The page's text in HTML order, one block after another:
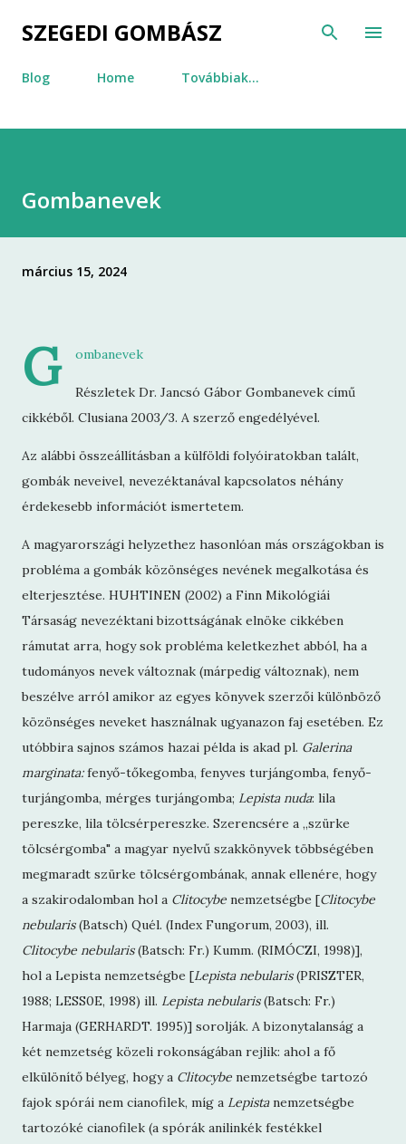
Ugrás a fő tartalomra
SZEGEDI GOMBÁSZ
Blog Home Továbbiak…
Gombanevek
március 15, 2024
G ombanevek
Részletek Dr. Jancsó Gábor Gombanevek című
cikkéből. Clusiana 2003/3. A szerző engedélyével.
Az alábbi összeállításban a külföldi folyóiratokban talált,
gombák neveivel, nevezéktanával kapcsolatos néhány
érdekesebb információt ismertetem.
A magyarországi helyzethez hasonlóan más országokban is
probléma a gombák közönséges nevének megalkotása és
elterjesztése. HUHTINEN (2002) a Finn Mikológiái
Társaság nevezéktani bizottságának elnöke cikkében
rámutat arra, hogy sok probléma keletkezhet abból, ha a
tudományos nevek változnak (márpedig változnak), nem
beszélve arról amikor az egyes könyvek szerzői különböző
közönséges neveket használnak ugyanazon faj esetében. Ez
utóbbira sajnos számos hazai példa is akad pl. Galerina
marginata:fenyő-tőkegomba, fenyves turjángomba, fenyő-
turjángomba, mérges turjángomba; Lepista nuda: lila
pereszke, lila tölcsérpereszke. Szerencsére a „szürke
tölcsérgomba" a magyar nyelvű szakkönyvek többségében
megmaradt szürke tölcsérgombának, annak ellenére, hogy
a szakirodalomban hol a Clitocybe nemzetségbe [Clitocybe
nebularis(Batsch) Quél. (Index Fungorum, 2003), ill.
Clitocybe nebularis(Batsch: Fr.) Kumm. (RIMÓCZI, 1998)],
hol a Lepista nemzetségbe [Lepista nebularis(PRISZTER,
1988; LESS0E, 1998) ill. Lepista nebularis(Batsch: Fr.)
Harmaja (GERHARDT. 1995)] sorolják. A bizonytalanság a
két nemzetség közeli rokonságában rejlik: ahol a fő
elkülönítő bélyeg, hogy a Clitocybe nemzetségbe tartozó
fajok spórái nem cianofilek, míg a Lepistanemzetségbe
tartozóké cianofilek (a spórák anilinkék festékkel